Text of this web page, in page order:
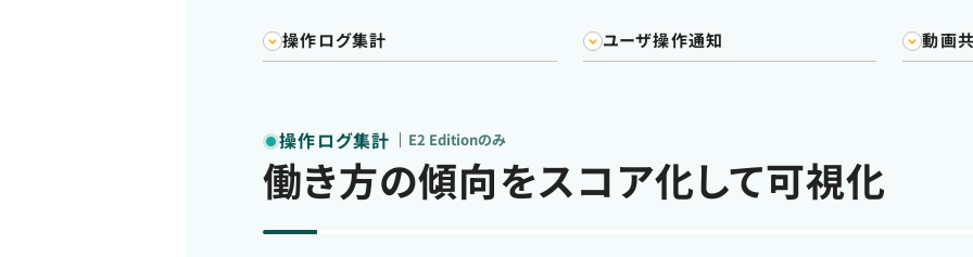
操作ログ集計 ユーザ操作通知 動画
操作ログ集計 E2 Editionのみ
働き方の傾向をスコア化して可視化